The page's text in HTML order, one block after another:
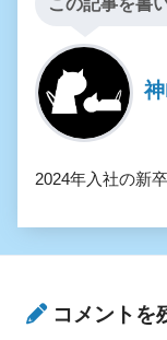
2024年入社の新
コメントを